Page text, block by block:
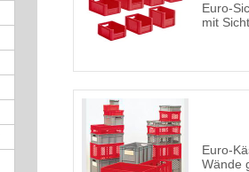
Euro-
mit
Euro-
Wände